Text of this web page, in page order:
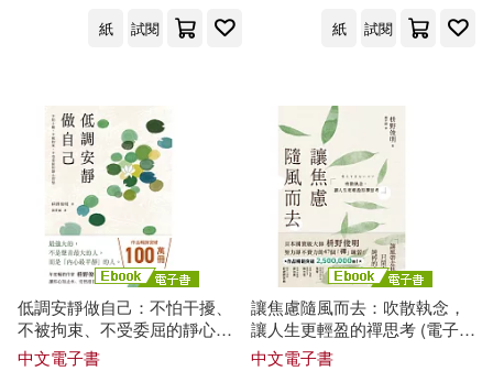
紙
試閱
紙
試閱
低調安靜做自己：不怕干擾、
不被拘束、不受委屈的靜心智
慧 (電子書)
中文電子書
讓焦慮隨風而去：吹散執念，
讓人生更輕盈的禪思考 (電子
書)
中文電子書